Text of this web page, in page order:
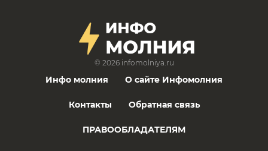
© 2026 infomolniya.ru
Инфо молния О сайте Инфомолния
Контакты Обратная связь
ПРАВООБЛАДАТЕЛЯМ